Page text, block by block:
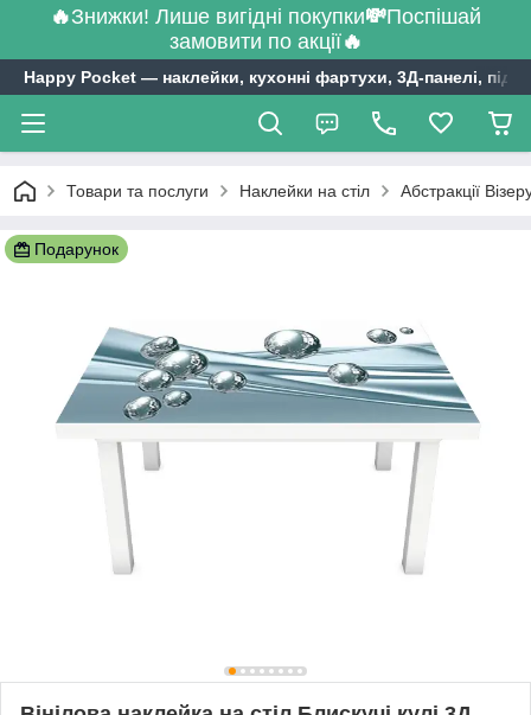
🔥Знижки! Лише вигідні покупки💸Поспішай
замовити по акції🔥
Happy Pocket ― наклейки, кухонні фартухи, 3Д-панелі,
Товари та послуги Наклейки на стіл Абстракції
Подарунок